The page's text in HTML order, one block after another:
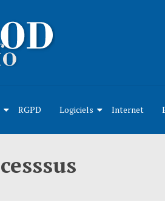
RGPD Logiciels Internet